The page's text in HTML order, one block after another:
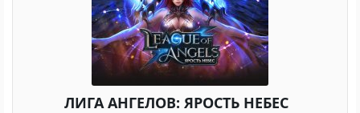
ЛИГА АНГЕЛОВ: ЯРОСТЬ НЕБЕС